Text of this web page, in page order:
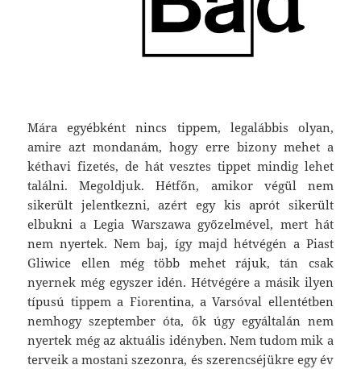
Mára egyébként nincs tippem, legalábbis olyan,
amire azt mondanám, hogy erre bizony mehet a
kéthavi fizetés, de hát vesztes tippet mindig lehet
találni. Megoldjuk. Hétfőn, amikor végül nem
sikerült jelentkezni, azért egy kis aprót sikerült
elbukni a Legia Warszawa győzelmével, mert hát
nem nyertek. Nem baj, így majd hétvégén a Piast
Gliwice ellen még több mehet rájuk, tán csak
nyernek még egyszer idén. Hétvégére a másik ilyen
típusú tippem a Fiorentina, a Varsóval ellentétben
nemhogy szeptember óta, ők úgy egyáltalán nem
nyertek még az aktuális idényben. Nem tudom mik a
terveik a mostani szezonra, és szerencséjükre egy év